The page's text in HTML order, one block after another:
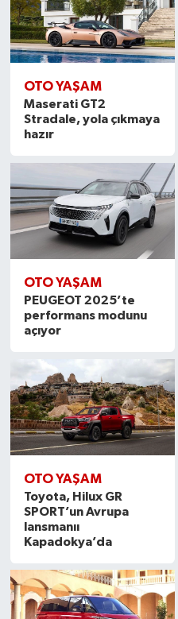
OTO YAŞAM
Maserati GT2
Stradale, yola çıkmaya
hazır
OTO YAŞAM
PEUGEOT 2025’te
performans modunu
açıyor
OTO YAŞAM
Toyota, Hilux GR
SPORT’un Avrupa
lansmanıı
Kapadokya’da